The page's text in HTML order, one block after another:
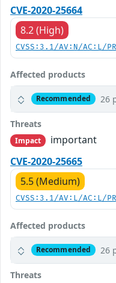
CVE-2020-25664
8.2 (High)
CVSS:3.1/AV:N/AC:L/
Affected products
Recommended 26
Threats
Impact
important
CVE-2020-25665
5.5 (Medium)
CVSS:3.1/AV:L/AC:L/
Affected products
Recommended 26
Threats